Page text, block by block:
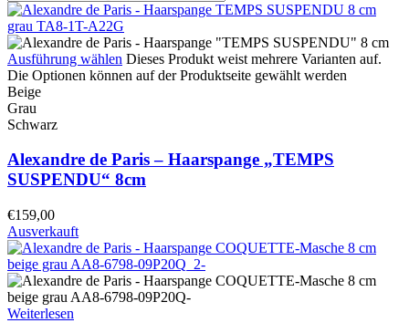
Ausführung wählen Dieses Produkt weist mehrere Varianten auf.
Die Optionen können auf der Produktseite gewählt werden
Beige
Grau
Schwarz
Alexandre de Paris – Haarspange „TEMPS
SUSPENDU“ 8cm
€159,00
Ausverkauft
Weiterlesen